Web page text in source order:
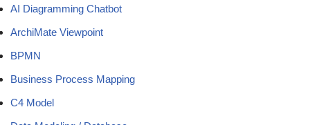
AI Diagramming Chatbot
ArchiMate Viewpoint
BPMN
Business Process Mapping
C4 Model